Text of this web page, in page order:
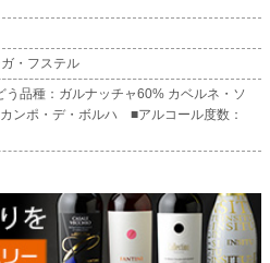
・フステル
品種：ガルナッチャ60% カベルネ・ソ
ンポ・デ・ボルハ ■アルコール度数：